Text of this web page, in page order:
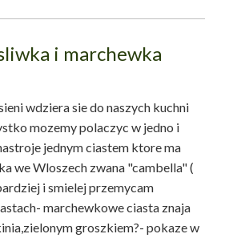
i marchewka
wdziera sie do naszych kuchni
mozemy polaczyc w jedno i
jednym ciastem ktore ma
we Wloszech zwana "cambella" (
i smielej przemycam
marchewkowe ciasta znaja
groszkiem?- pokaze w